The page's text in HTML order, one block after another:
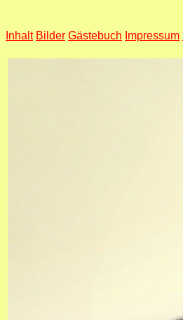
Inhalt Bilder Gästebuch Impressum